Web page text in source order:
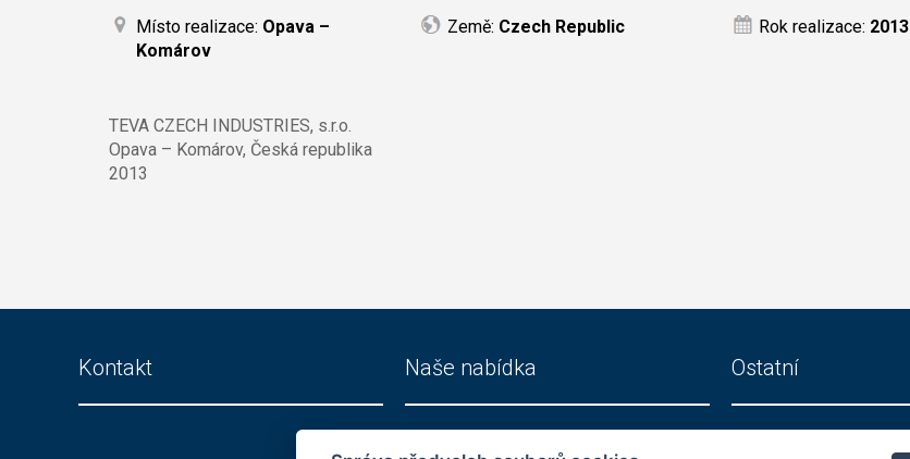
Místo realizace: Opava –
Komárov
Země: Czech Republic Rok realizace: 2013
TEVA CZECH INDUSTRIES, s.r.o.
Opava – Komárov, Česká republika
2013
Kontakt Naše nabídka Ostatní